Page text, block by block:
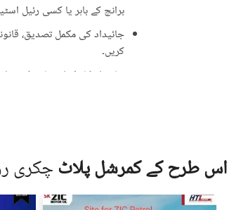
برانچ کے باہر یا کسی رئیل
جائیداد کی مکمل تصدیق،
کریں۔
جائیداد کا مکمل معائنہ
ایسی پیشکشوں سے ہوشیار
کارڈ (CNIC)۔
قانونی مشیر یا متعلقہ لینڈ
جائیداد دیکھنے کے لیے کبھی
اس طرح کے کمرشل پلاٹچکری